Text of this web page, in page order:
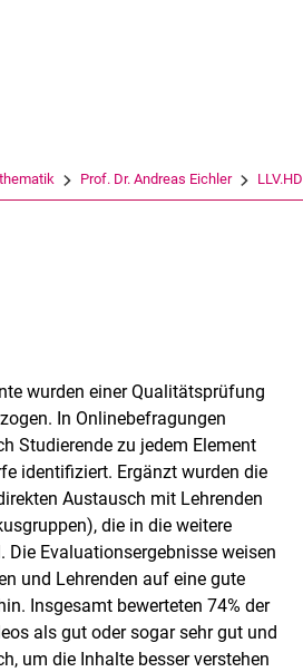
Prof. Dr. Andreas Eichler LLV.HD
wurden einer Qualitätsprüfung
In Onlinebefragungen
Studierende zu jedem Element
identifiziert. Ergänzt wurden die
Austausch mit Lehrenden
die in die weitere
Die Evaluationsergebnisse weisen
und Lehrenden auf eine gute
Insgesamt bewerteten 74% der
als gut oder sogar sehr gut und
um die Inhalte besser verstehen